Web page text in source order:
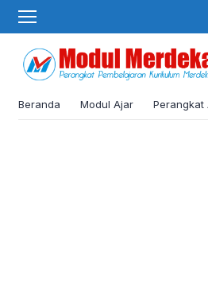
Beranda Modul Ajar Perangkat